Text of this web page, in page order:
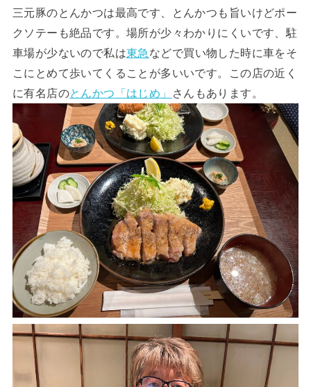
三元豚のとんかつは最高です、とんかつも旨いけどポー
クソテーも絶品です。場所が少々わかりにくいです、駐
車場が少ないので私は東急 などで買い物した時に車をそ
こにとめて歩いてくることが多いいです。この店の近く
に有名店のとんかつ「はじめ」 さんもあります。